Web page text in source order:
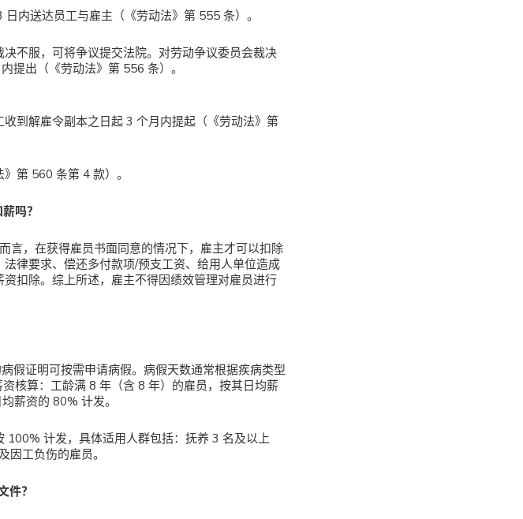
内送达员工与雇主（《劳动法》第 555 条）。
不服，可将争议提交法院。对劳动争议委员会裁决
提出（《劳动法》第 556 条）。
到解雇令副本之日起 3 个月内提起（《劳动法》第
第 560 条第 4 款）。
吗？
言，在获得雇员书面同意的情况下，雇主才可以扣除
律要求、偿还多付款项/预支工资、给用人单位造成
扣除。综上所述，雇主不得因绩效管理对雇员进行
假证明可按需申请病假。病假天数通常根据疾病类型
核算：工龄满 8 年（含 8 年）的雇员，按其日均薪
薪资的 80% 计发。
100% 计发，具体适用人群包括：抚养 3 名及以上
因工负伤的雇员。
件？